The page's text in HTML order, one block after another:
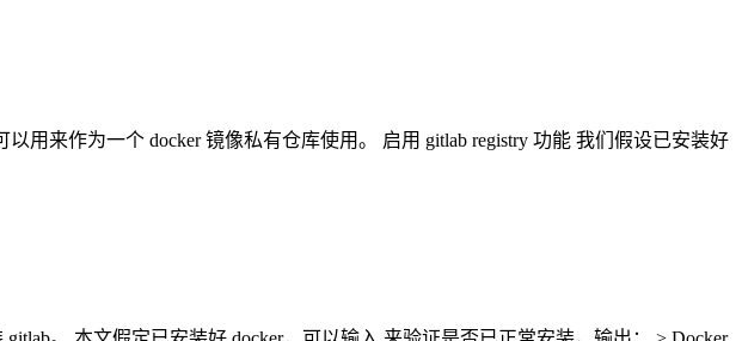
用来作为一个 docker 镜像私有仓库使用。 启用 gitlab registry 功能 我们假设已安装好